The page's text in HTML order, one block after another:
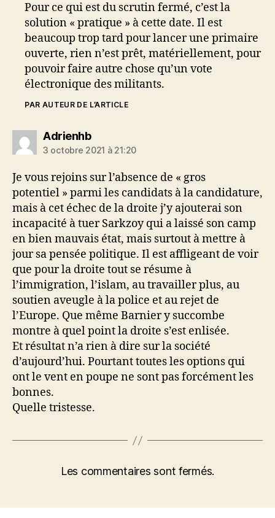
Pour ce qui est du scrutin fermé, c’est la
solution « pratique » à cette date. Il est
beaucoup trop tard pour lancer une primaire
ouverte, rien n’est prêt, matériellement, pour
pouvoir faire autre chose qu’un vote
électronique des militants.
PAR AUTEUR DE L’ARTICLE
Adrienhbdit :
3 octobre 2021 à 21:20
Je vous rejoins sur l’absence de « gros
potentiel » parmi les candidats à la candidature,
mais à cet échec de la droite j’y ajouterai son
incapacité à tuer Sarkzoy qui a laissé son camp
en bien mauvais état, mais surtout à mettre à
jour sa pensée politique. Il est affligeant de voir
que pour la droite tout se résume à
l’immigration, l’islam, au travailler plus, au
soutien aveugle à la police et au rejet de
l’Europe. Que même Barnier y succombe
montre à quel point la droite s’est enlisée.
Et résultat n’a rien à dire sur la société
d’aujourd’hui. Pourtant toutes les options qui
ont le vent en poupe ne sont pas forcément les
bonnes.
Quelle tristesse.
Les commentaires sont fermés.